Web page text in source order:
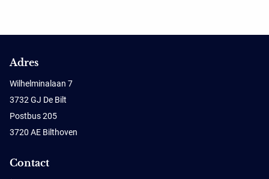
Adres
Wilhelminalaan 7
3732 GJ De Bilt
Postbus 205
3720 AE Bilthoven
Contact